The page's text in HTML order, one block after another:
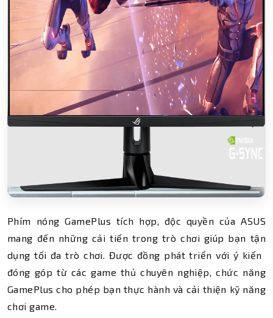
Phím nóng GamePlus tích hợp, độc quyền của ASUS
mang đến những cải tiến trong trò chơi giúp bạn tận
dụng tối đa trò chơi. Được đồng phát triển với ý kiến ​​
đóng góp từ các game thủ chuyên nghiệp, chức năng
GamePlus cho phép bạn thực hành và cải thiện kỹ năng
chơi game.